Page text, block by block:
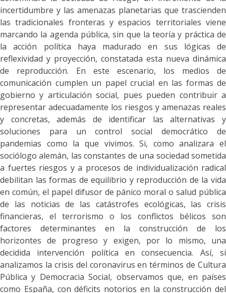
incertidumbre y las amenazas planetarias que trascienden
las tradicionales fronteras y espacios territoriales viene
marcando la agenda pública, sin que la teoría y práctica de
la acción política haya madurado en sus lógicas de
reflexividad y proyección, constatada esta nueva dinámica
de reproducción. En este escenario, los medios de
comunicación cumplen un papel crucial en las formas de
gobierno y articulación social, pues pueden contribuir a
representar adecuadamente los riesgos y amenazas reales
y concretas, además de identificar las alternativas y
soluciones para un control social democrático de
pandemias como la que vivimos. Si, como analizara el
sociólogo alemán, las constantes de una sociedad sometida
a fuertes riesgos y a procesos de individualización radical
debilitan las formas de equilibrio y reproducción de la vida
en común, el papel difusor de pánico moral o salud pública
de las noticias de las catástrofes ecológicas, las crisis
financieras, el terrorismo o los conflictos bélicos son
factores determinantes en la construcción de los
horizontes de progreso y exigen, por lo mismo, una
decidida intervención política en consecuencia. Así, si
analizamos la crisis del coronavirus en términos de Cultura
Pública y Democracia Social, observamos que, en países
como España, con déficits notorios en la construcción del